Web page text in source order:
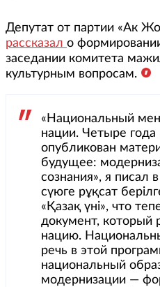
Депутат от партии «Ак
рассказал о
заседании комитета
культурным вопросам.
«Национальный
нации. Четыре года
опубликован
будущее:
сознания», я писал
сүюге рұқсат
«Қазақ үні», что
документ, который
нацию.
речь в этой
национальный
модернизации —